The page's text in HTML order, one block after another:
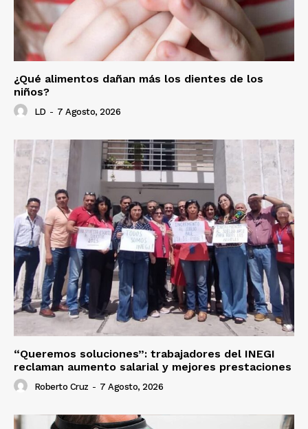
¿Qué alimentos dañan más los dientes de los
niños?
LD - 7 Agosto, 2026
“Queremos soluciones”: trabajadores del INEGI
reclaman aumento salarial y mejores prestaciones
Roberto Cruz - 7 Agosto, 2026